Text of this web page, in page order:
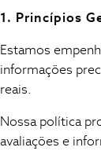
THE
6-8
9-11
1. Princípios
Estamos
informações
reais.
Nossa política
avaliações e